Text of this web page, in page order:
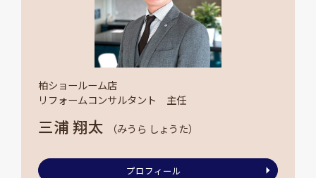
柏ショールーム店
リフォームコンサルタント 主任
三浦 翔太 （みうら しょうた）
プロフィール